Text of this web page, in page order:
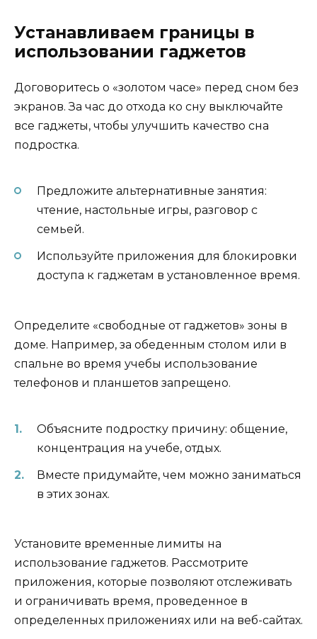
Устанавливаем границы в
использовании гаджетов
Договоритесь о «золотом часе» перед сном без
экранов. За час до отхода ко сну выключайте
все гаджеты, чтобы улучшить качество сна
подростка.
Предложите альтернативные занятия:
чтение, настольные игры, разговор с
семьей.
Используйте приложения для блокировки
доступа к гаджетам в установленное время.
Определите «свободные от гаджетов» зоны в
доме. Например, за обеденным столом или в
спальне во время учебы использование
телефонов и планшетов запрещено.
Объясните подростку причину: общение,
концентрация на учебе, отдых.
Вместе придумайте, чем можно заниматься
в этих зонах.
Установите временные лимиты на
использование гаджетов. Рассмотрите
приложения, которые позволяют отслеживать
и ограничивать время, проведенное в
определенных приложениях или на веб-сайтах.